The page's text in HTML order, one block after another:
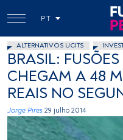
PT
ALTERNATIVOS UCITS
BRASIL:
CHEGAM A 48
REAIS NO
Jorge Pires 29 julho 2014